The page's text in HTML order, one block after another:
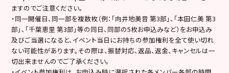
ますのでご注意ください。
・同一開催日、同一部を複数枚（例：「向井地美音 第3部」、「本田仁美 第3
部」、「千葉恵里 第3部」等の同日、同部の5枚お申込みなど）をお申込み
及びご当選になると、イベント当日にお持ちの参加権利を全て使い切れ
ない可能性があります。その際は、振替対応、返品、返金、キャンセルは一
切出来ませんのでご了承ください。